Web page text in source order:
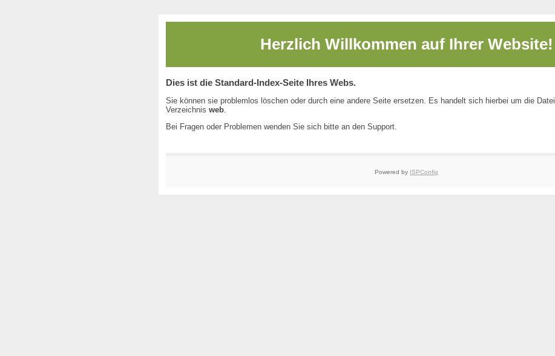
Herzlich Willkommen auf Ihrer Website!
Dies ist die Standard-Index-Seite Ihres Webs.
Sie können sie problemlos löschen oder durch eine andere Seite ersetzen. Es handelt sich hierbei um die Datei
Verzeichnis web.
Bei Fragen oder Problemen wenden Sie sich bitte an den Support.
Powered by ISPConfig